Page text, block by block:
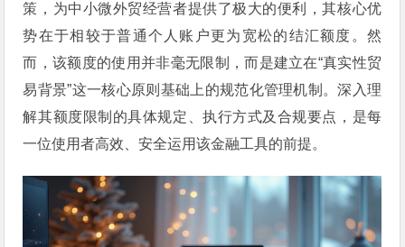
策，为中小微外贸经营者提供了极大的便利，其核心优
势在于相较于普通个人账户更为宽松的结汇额度。然
而，该额度的使用并非毫无限制，而是建立在“真实性贸
易背景”这一核心原则基础上的规范化管理机制。深入理
解其额度限制的具体规定、执行方式及合规要点，是每
一位使用者高效、安全运用该金融工具的前提。